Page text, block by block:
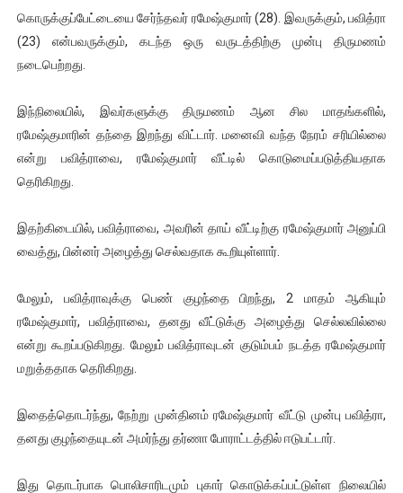
இளையராஜா – கமல் அவசர சந்திப்பு (படங்கள், விடியோ)
ஜனாதிபதி ஐக்கிய நாடுகளின் பொதுச் சபை கூட்டத்தில் இன்று
32 CM விநோத கன்றுக்குட்டி! (வீடியோ)
வலிமை தான் அஜித் திரைப்பயணத்திலே அதிக காலெக்ஷன் செய்த
அல்வா கொடுக்கின்றது இலங்கை!
கொருக்குப்பேட்டையை சேர்ந்தவர் ரமேஷ்குமார் (28). இவருக்கும், பவித்ரா
(23) என்பவருக்கும், கடந்த ஒரு வருடத்திற்கு முன்பு திருமணம்
நடைபெற்றது.
இந்நிலையில், இவர்களுக்கு திருமணம் ஆன சில மாதங்களில்,
ரமேஷ்குமாரின் தந்தை இறந்து விட்டார். மனைவி வந்த நேரம் சரியில்லை
என்று பவித்ராவை, ரமேஷ்குமார் வீட்டில் கொடுமைப்படுத்தியதாக
தெரிகிறது.
இதற்கிடையில், பவித்ராவை, அவரின் தாய் வீட்டிற்கு ரமேஷ்குமார் அனுப்பி
வைத்து, பின்னர் அழைத்து செல்வதாக கூறியுள்ளார்.
மேலும், பவித்ராவுக்கு பெண் குழந்தை பிறந்து, 2 மாதம் ஆகியும்
ரமேஷ்குமார், பவித்ராவை, தனது வீட்டுக்கு அழைத்து செல்லவில்லை
என்று கூறப்படுகிறது. மேலும் பவித்ராவுடன் குடும்பம் நடத்த ரமேஷ்குமார்
மறுத்ததாக தெரிகிறது.
இதைத்தொடர்ந்து, நேற்று முன்தினம் ரமேஷ்குமார் வீட்டு முன்பு பவித்ரா,
தனது குழந்தையுடன் அமர்ந்து தர்ணா போராட்டத்தில் ஈடுபட்டார்.
இது தொடர்பாக பொலிசாரிடமும் புகார் கொடுக்கப்பட்டுள்ள நிலையில்